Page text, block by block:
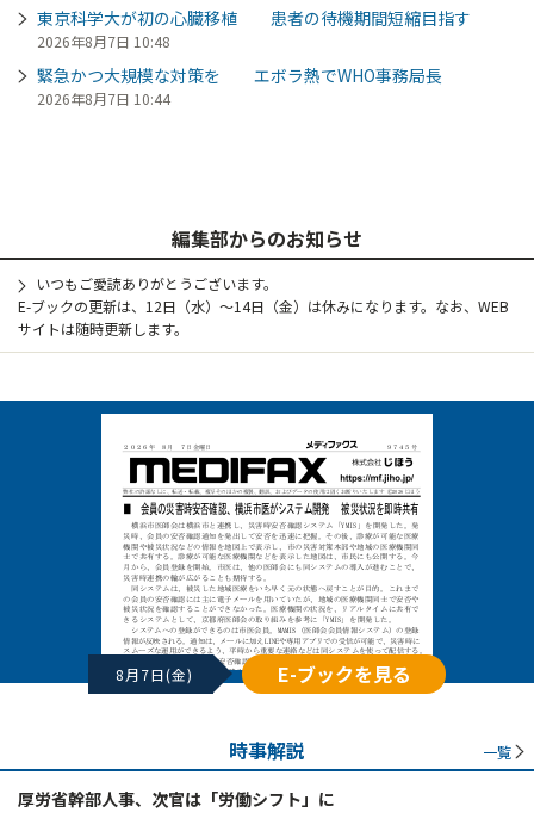
東京科学大が初の心臓移植 患者の待機期間短縮目指す
2026年8月7日 10:48
緊急かつ大規模な対策を エボラ熱でWHO事務局長
2026年8月7日 10:44
編集部からのお知らせ
いつもご愛読ありがとうございます。
E-ブックの更新は、12日（水）～14日（金）は休みになります。なお、WEB
サイトは随時更新します。
8月7日(金) E-ブックを見る
時事解説 一覧
厚労省幹部人事、次官は「労働シフト」に